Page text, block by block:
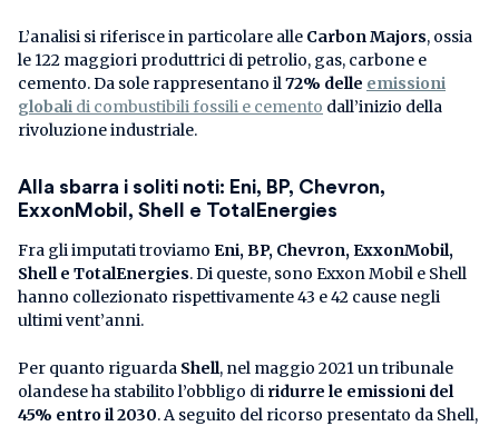
L’analisi si riferisce in particolare alle Carbon Majors, ossia
le 122 maggiori produttrici di petrolio, gas, carbone e
cemento. Da sole rappresentano il72% delle emissioni
globali di combustibili fossili e cemento dall’inizio della
rivoluzione industriale.
Alla sbarra i soliti noti: Eni, BP, Chevron,
ExxonMobil, Shell e TotalEnergies
Fra gli imputati troviamo Eni, BP, Chevron, ExxonMobil,
Shell e TotalEnergies. Di queste, sono Exxon Mobil e Shell
hanno collezionato rispettivamente 43 e 42 cause negli
ultimi vent’anni.
Per quanto riguarda Shell, nel maggio 2021 un tribunale
olandese ha stabilito l’obbligo di ridurre le emissioni del
45% entro il 2030. A seguito del ricorso presentato da Shell,